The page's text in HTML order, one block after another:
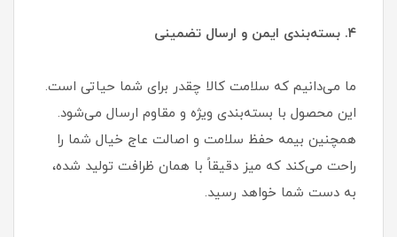
۴. بسته‌بندی ایمن و ارسال تضمینی
ما می‌دانیم که سلامت کالا چقدر برای شما حیاتی است.
این محصول با بسته‌بندی ویژه و مقاوم ارسال می‌شود.
همچنین بیمه حفظ سلامت و اصالت عاج خیال شما را
راحت می‌کند که میز دقیقاً با همان ظرافت تولید شده،
به دست شما خواهد رسید.